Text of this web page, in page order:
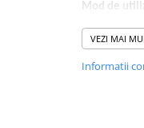
Mod de
necesita
Ser:
VEZI MAI
Informatii